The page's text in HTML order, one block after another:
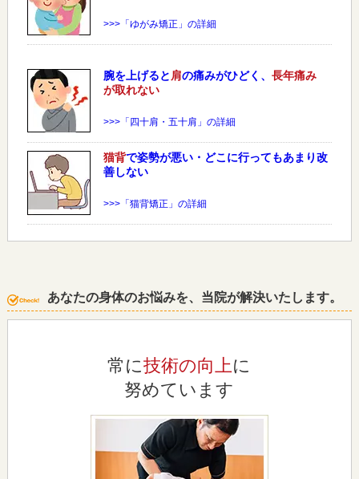
>>>「ゆがみ矯正」の詳細
腕を上げると肩の痛みがひどく、 長年痛み
が取れない
>>>「四十肩・五十肩」の詳細
猫背で姿勢が悪い・どこに行ってもあまり改
善しない
>>>「猫背矯正」の詳細
あなたの身体のお悩みを、当院が解決いたします。
常に技術の向上に
努めています